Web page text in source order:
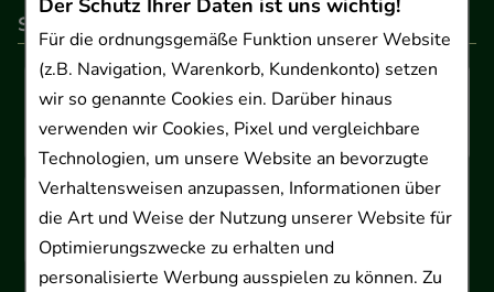
Der Schutz Ihrer Daten ist uns wichtig!
Für die ordnungsgemäße Funktion unserer Website
(z.B. Navigation, Warenkorb, Kundenkonto) setzen
wir so genannte Cookies ein. Darüber hinaus
verwenden wir Cookies, Pixel und vergleichbare
Technologien, um unsere Website an bevorzugte
Verhaltensweisen anzupassen, Informationen über
die Art und Weise der Nutzung unserer Website für
Optimierungszwecke zu erhalten und
personalisierte Werbung ausspielen zu können. Zu
So können Sie bezahlen